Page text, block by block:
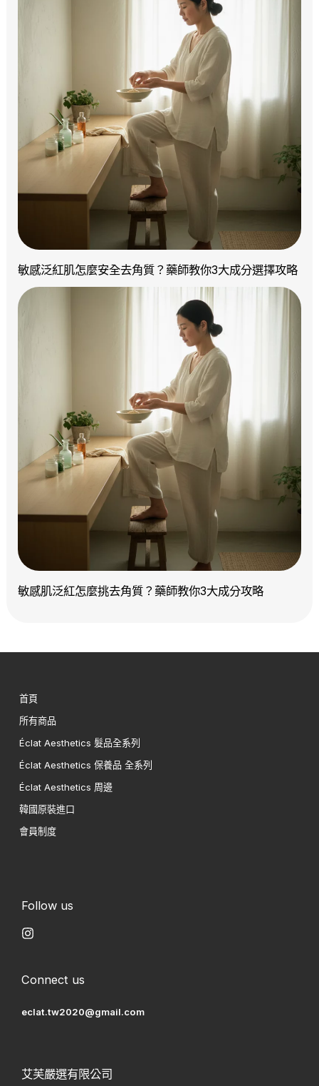
敏感泛紅肌怎麼安全去角質？藥師教你3大成分選擇攻略
敏感肌泛紅怎麼挑去角質？藥師教你3大成分攻略
首頁
所有商品
Éclat Aesthetics 髮品全系列
Éclat Aesthetics 保養品 全系列
Éclat Aesthetics 周邊
韓國原裝進口
會員制度
Follow us
Connect us
eclat.tw2020@gmail.com
艾芙嚴選有限公司